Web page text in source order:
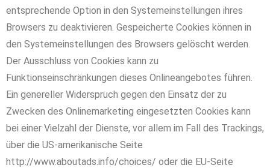
entsprechende Option in den Systemeinstellungen ihres
Browsers zu deaktivieren. Gespeicherte Cookies können in
den Systemeinstellungen des Browsers gelöscht werden.
Der Ausschluss von Cookies kann zu
Funktionseinschränkungen dieses Onlineangebotes führen.
Ein genereller Widerspruch gegen den Einsatz der zu
Zwecken des Onlinemarketing eingesetzten Cookies kann
bei einer Vielzahl der Dienste, vor allem im Fall des Trackings,
über die US-amerikanische Seite
http://www.aboutads.info/choices/ oder die EU-Seite